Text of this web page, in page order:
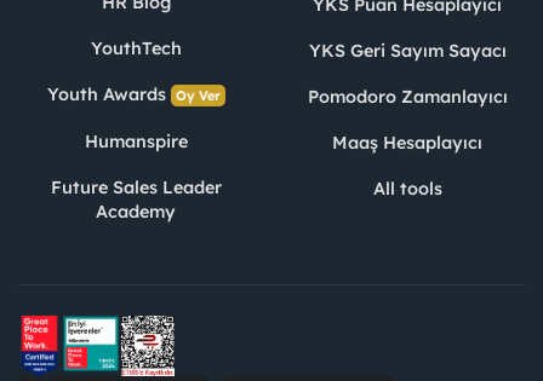
YouthTech
Youth Awards Oy Ver
Humanspire
Future Sales Leader
Academy
YKS Puan Hesaplayıcı
YKS Geri Sayım Sayacı
Pomodoro Zamanlayıcı
Maaş Hesaplayıcı
All tools